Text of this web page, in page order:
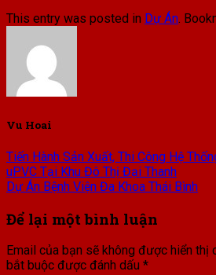
This entry was posted in Dự Án.
Vu Hoai
Tiến Hành Sản Xuất, Thi Công Hệ
uPVC Tại Khu Đô Thị Đại Thanh
Dự Án Bệnh Viện Đa Khoa Thái Bình
Để lại một bình luận
Email của bạn sẽ không được hiển thị
bắt buộc được đánh dấu *